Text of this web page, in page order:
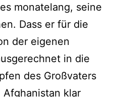
monatelang, seine
Dass er für die
der eigenen
in die
des Großvaters
klar